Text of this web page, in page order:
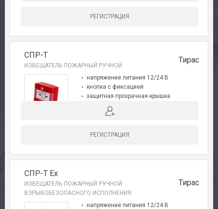
РЕГИСТРАЦИЯ
СПР-Т
ИЗВЕЩАТЕЛЬ ПОЖАРНЫЙ РУЧНОЙ
Тирас
напряжение питания 12/24 В
кнопка с фиксацией
защитная прозрачная крышка
индикация состояния
соответствует требованиям EN-54
РЕГИСТРАЦИЯ
CПР-Т Ex
ИЗВЕЩАТЕЛЬ ПОЖАРНЫЙ РУЧНОЙ
ВЗРЫВОБЕЗОПАСНОГО ИСПОЛНЕНИЯ
Тирас
напряжение питания 12/24 В